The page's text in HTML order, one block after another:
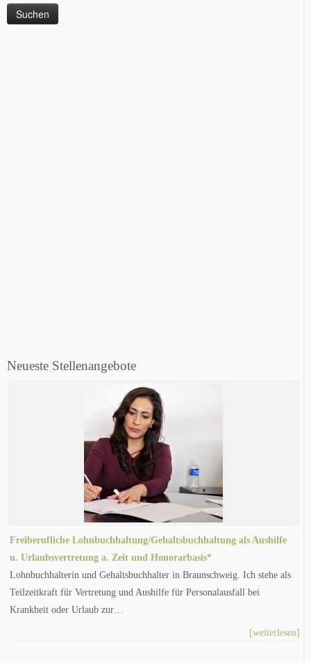
Neueste Stellenangebote
Freiberufliche Lohnbuchhaltung/Gehaltsbuchhaltung als Aushilfe
u. Urlaubsvertretung a. Zeit und Honorarbasis*
Lohnbuchhalterin und Gehaltsbuchhalter in Braunschweig. Ich stehe als
Teilzeitkraft für Vertretung und Aushilfe für Personalausfall bei
Krankheit oder Urlaub zur…
[weiterlesen]